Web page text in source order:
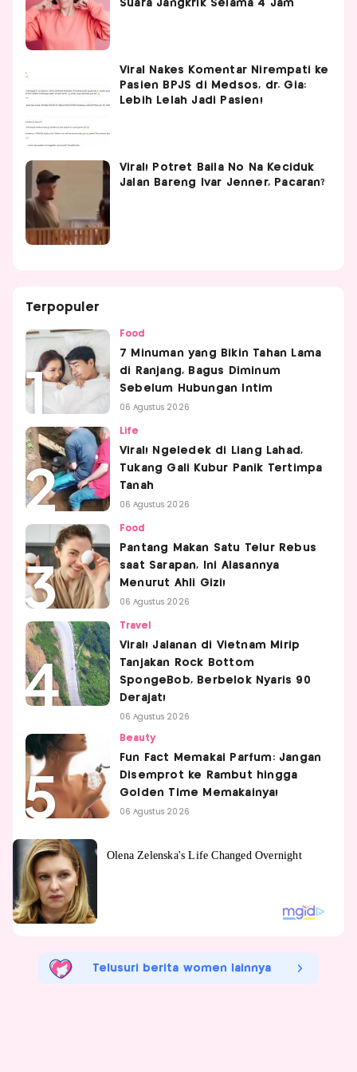
Suara Jangkrik Selama 4 Jam
Viral Nakes Komentar Nirempati ke
Pasien BPJS di Medsos, dr. Gia:
Lebih Lelah Jadi Pasien!
Viral! Potret Baila No Na Keciduk
Jalan Bareng Ivar Jenner, Pacaran?
Terpopuler
Food
7 Minuman yang Bikin Tahan Lama
di Ranjang, Bagus Diminum
Sebelum Hubungan Intim
06 Agustus 2026
Life
Viral! Ngeledek di Liang Lahad,
Tukang Gali Kubur Panik Tertimpa
Tanah
06 Agustus 2026
Food
Pantang Makan Satu Telur Rebus
saat Sarapan, Ini Alasannya
Menurut Ahli Gizi!
06 Agustus 2026
Travel
Viral! Jalanan di Vietnam Mirip
Tanjakan Rock Bottom
SpongeBob, Berbelok Nyaris 90
Derajat!
06 Agustus 2026
Beauty
Fun Fact Memakai Parfum: Jangan
Disemprot ke Rambut hingga
Golden Time Memakainya!
06 Agustus 2026
Telusuri berita women lainnya